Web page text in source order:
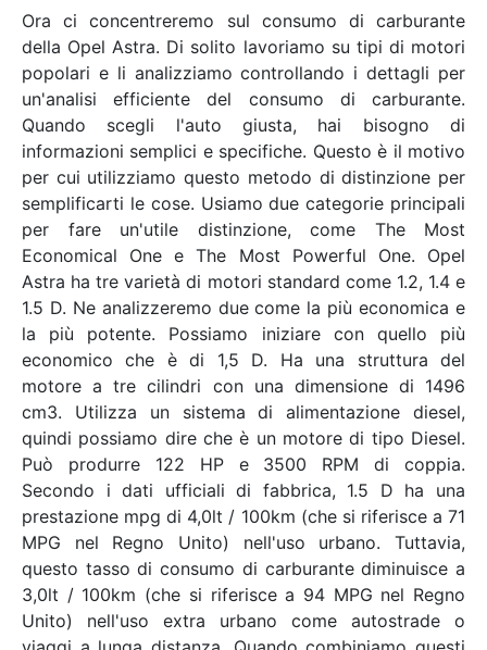
Ora ci concentreremo sul consumo di carburante
della Opel Astra. Di solito lavoriamo su tipi di motori
popolari e li analizziamo controllando i dettagli per
un'analisi efficiente del consumo di carburante.
Quando scegli l'auto giusta, hai bisogno di
informazioni semplici e specifiche. Questo è il motivo
per cui utilizziamo questo metodo di distinzione per
semplificarti le cose. Usiamo due categorie principali
per fare un'utile distinzione, come The Most
Economical One e The Most Powerful One. Opel
Astra ha tre varietà di motori standard come 1.2, 1.4 e
1.5 D. Ne analizzeremo due come la più economica e
la più potente. Possiamo iniziare con quello più
economico che è di 1,5 D. Ha una struttura del
motore a tre cilindri con una dimensione di 1496
cm3. Utilizza un sistema di alimentazione diesel,
quindi possiamo dire che è un motore di tipo Diesel.
Può produrre 122 HP e 3500 RPM di coppia.
Secondo i dati ufficiali di fabbrica, 1.5 D ha una
prestazione mpg di 4,0lt / 100km (che si riferisce a 71
MPG nel Regno Unito) nell'uso urbano. Tuttavia,
questo tasso di consumo di carburante diminuisce a
3,0lt / 100km (che si riferisce a 94 MPG nel Regno
Unito) nell'uso extra urbano come autostrade o